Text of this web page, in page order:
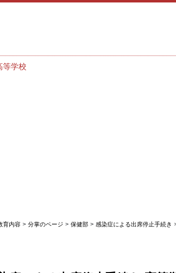
等学校
育内容 > 分掌のページ > 保健部 > 感染症による出席停止手続き